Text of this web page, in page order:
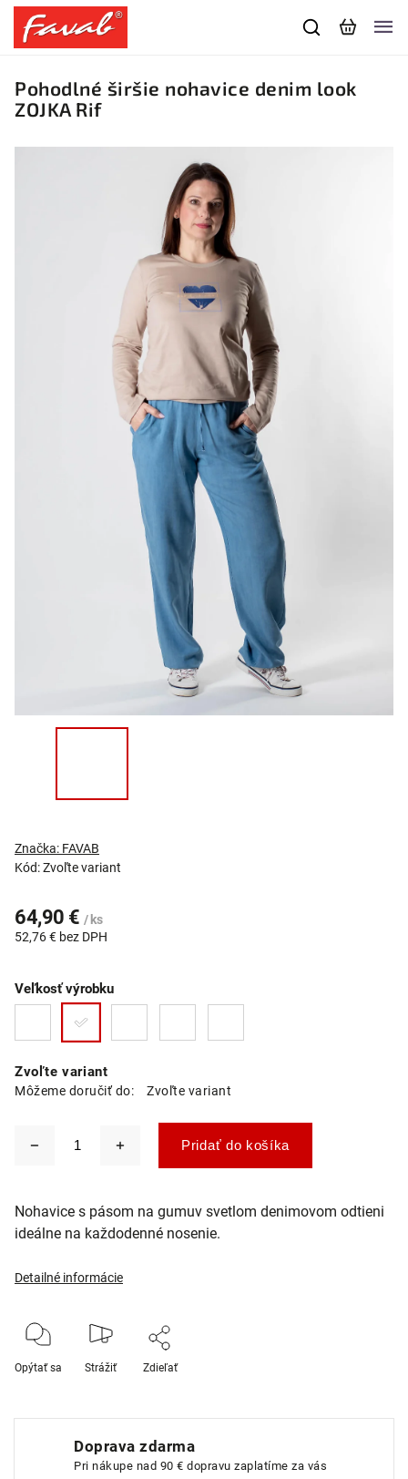
Pohodlné širšie nohavice denim look
ZOJKA Rif
Kód:Zvoľte variant
Značka: FAVAB
64,90 € / ks
52,76 € bez DPH
Zvoľte variant
Môžeme doručiť do: Zvoľte variant
Veľkosť výrobku
Pridať do košíka
Nohavice s pásom na gumuv svetlom denimovom odtieni
ideálne na každodenné nosenie.
Detailné informácie
Opýtať sa Strážiť Zdieľať
Doprava zdarma
Pri nákupe nad 90 € dopravu zaplatíme za vás